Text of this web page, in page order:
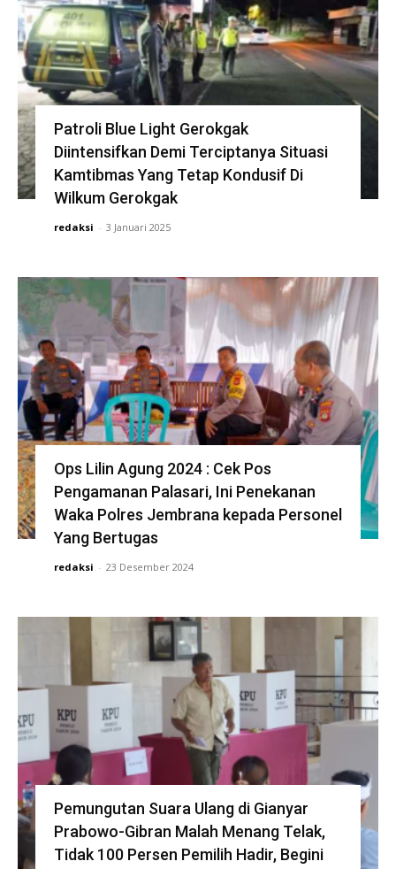
Patroli Blue Light Gerokgak
Diintensifkan Demi Terciptanya Situasi
Kamtibmas Yang Tetap Kondusif Di
Wilkum Gerokgak
redaksi - 3 Januari 2025
Ops Lilin Agung 2024 : Cek Pos
Pengamanan Palasari, Ini Penekanan
Waka Polres Jembrana kepada Personel
Yang Bertugas
redaksi - 23 Desember 2024
Pemungutan Suara Ulang di Gianyar
Prabowo-Gibran Malah Menang Telak,
Tidak 100 Persen Pemilih Hadir, Begini